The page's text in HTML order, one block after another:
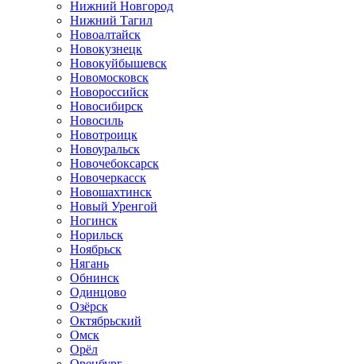
Нижний Новгород
Нижний Тагил
Новоалтайск
Новокузнецк
Новокуйбышевск
Новомосковск
Новороссийск
Новосибирск
Новосиль
Новотроицк
Новоуральск
Новочебоксарск
Новочеркасск
Новошахтинск
Новый Уренгой
Ногинск
Норильск
Ноябрьск
Нягань
Обнинск
Одинцово
Озёрск
Октябрьский
Омск
Орёл